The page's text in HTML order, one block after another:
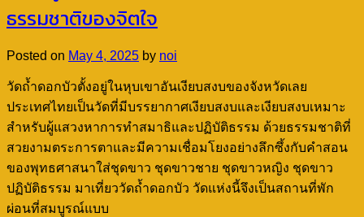
ธรรมชาติของจิตใจ
Posted on May 4, 2025 by noi
วัดถ้ำดอกบัวตั้งอยู่ในหุบเขาอันเงียบสงบของจังหวัดเลย
ประเทศไทยเป็นวัดที่มีบรรยากาศเงียบสงบและเงียบสงบเหมาะ
สำหรับผู้แสวงหาการทำสมาธิและปฏิบัติธรรม ด้วยธรรมชาติที่
สวยงามตระการตาและมีความเชื่อมโยงอย่างลึกซึ้งกับคำสอน
ของพุทธศาสนาใส่ชุดขาว ชุดขาวชาย ชุดขาวหญิง ชุดขาว
ปฏิบัติธรรม มาเที่ยววัดถ้ำดอกบัว วัดแห่งนี้จึงเป็นสถานที่พัก
ผ่อนที่สมบูรณ์แบบ